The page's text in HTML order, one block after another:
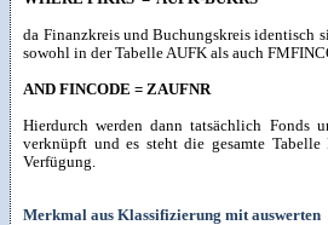
da Finanzkreis und Buchungskreis identisch
sowohl in der Tabelle AUFK als auch
AND FINCODE = ZAUFNR
Hierdurch werden dann tatsächlich Fonds
verknüpft und es steht die gesamte
Verfügung.
Merkmal aus Klassifizierung mit auswerten